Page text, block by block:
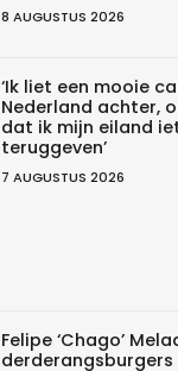
8 AUGUSTUS 2026
‘Ik liet een mooie
Nederland achter,
dat ik mijn eiland
teruggeven’
7 AUGUSTUS 2026
Felipe ‘Chago’
derderangsburgers